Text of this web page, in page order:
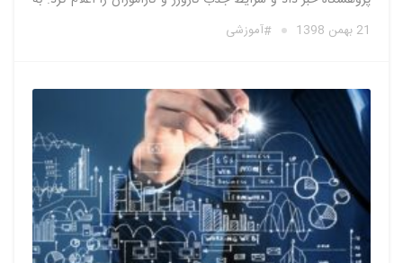
گزارش وبنا به نقل از پژوهشگاه ارتباطات و فناوری اطلاعات، مریم
21 بهمن 1398 آموزشی